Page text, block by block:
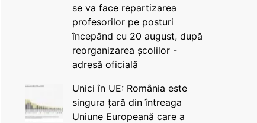
se va face repartizarea
profesorilor pe posturi
începând cu 20 august, după
reorganizarea școlilor -
adresă oficială
Unici în UE: România este
singura țară din întreaga
Uniune Europeană care a